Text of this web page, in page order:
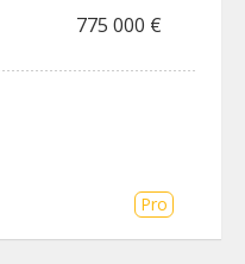
775 000 €
Pro